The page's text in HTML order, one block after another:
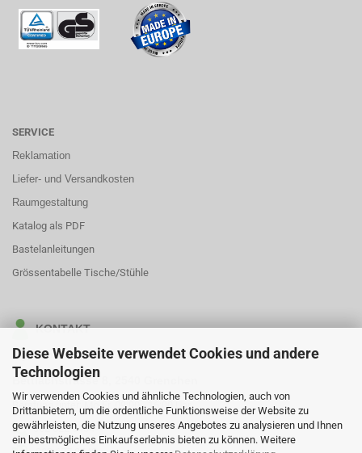
Diese Webseite verwendet Cookies und andere
Technologien
Wir verwenden Cookies und ähnliche Technologien, auch von
Drittanbietern, um die ordentliche Funktionsweise der Website zu
gewährleisten, die Nutzung unseres Angebotes zu analysieren und Ihnen
ein bestmögliches Einkaufserlebnis bieten zu können. Weitere
SERVICE
Reklamation
Liefer- und Versandkosten
Raumgestaltung
Katalog als PDF
Bastelanleitungen
Grössentabelle Tische/Stühle
KONTAKT
MyTibo GmbH
Bettlachstrasse 8, 2540 Grenchen
Beratung unter: Mo-Fr, 09:00 - 16:00 Uhr
032 622 0484